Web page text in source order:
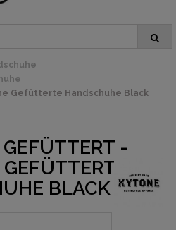
Gefütterte Handschuhe Black
-
BLACK CE